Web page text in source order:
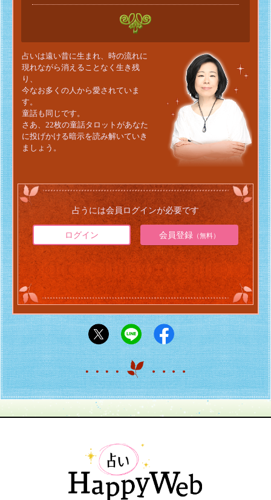
占いは遠い昔に生まれ、時の流れに
現れながら消えることなく生き残
り、
今なお多くの人から愛されていま
す。
童話も同じです。
さあ、22枚の童話タロットがあなた
に投げかける暗示を読み解いていき
ましょう。
占うには会員ログインが必要です
ログイン 会員登録（無料）